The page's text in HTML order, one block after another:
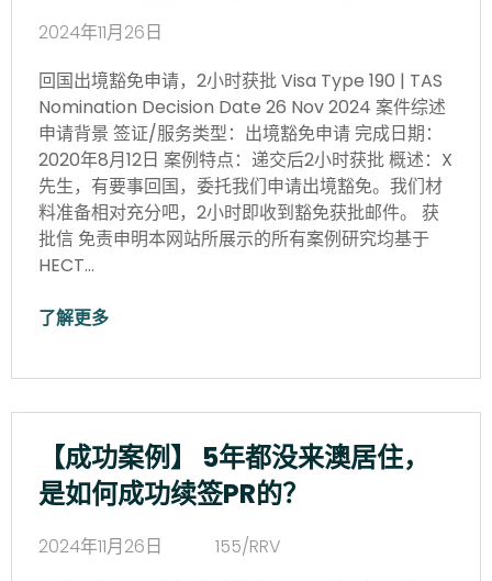
2024年11月26日
回国出境豁免申请，2小时获批 Visa Type 190 | TAS
Nomination Decision Date 26 Nov 2024 案件综述
申请背景 签证/服务类型：出境豁免申请 完成日期：
2020年8月12日 案例特点：递交后2小时获批 概述：X
先生，有要事回国，委托我们申请出境豁免。我们材
料准备相对充分吧，2小时即收到豁免获批邮件。 获
批信 免责申明本网站所展示的所有案例研究均基于
HECT…
了解更多
【成功案例】 5年都没来澳居住，
是如何成功续签PR的？
2024年11月26日
155/RRV